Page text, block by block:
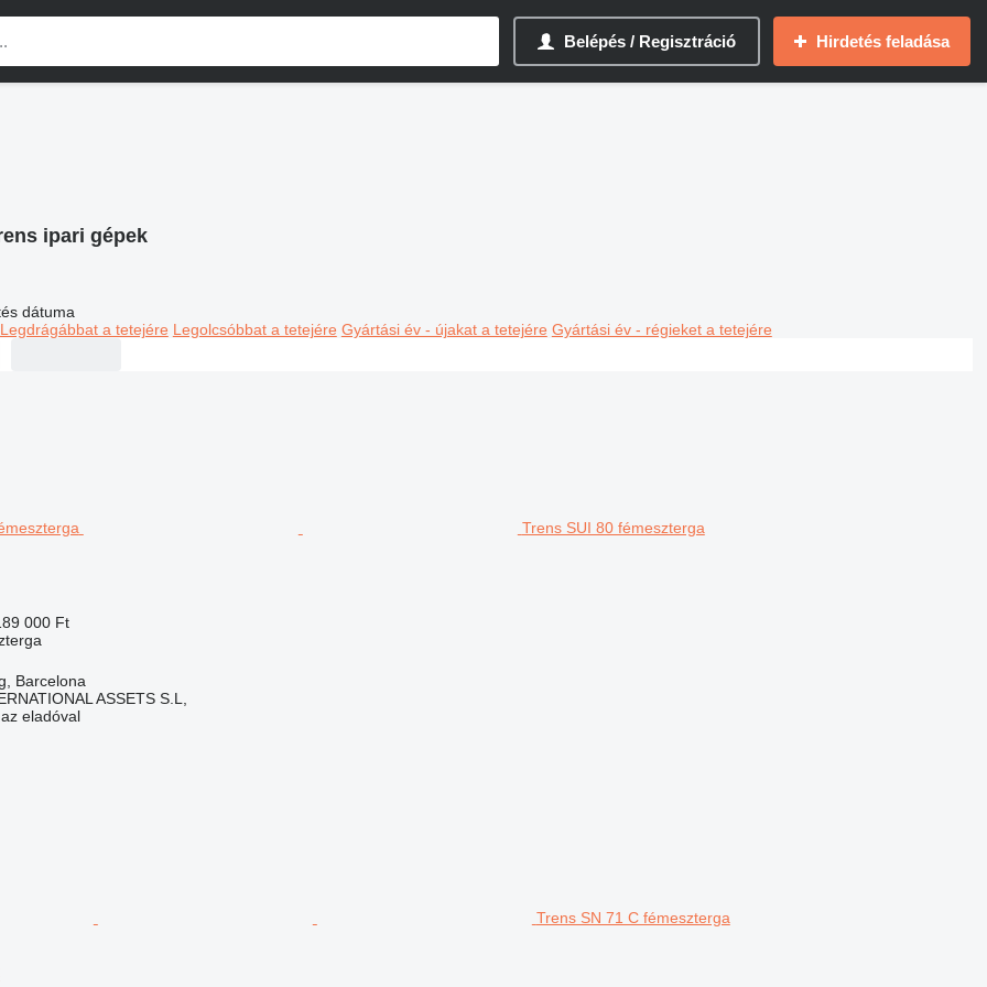
Belépés / Regisztráció Hirdetés feladása
ipari gépek
dátuma
Legdrágábbat a tetejére Legolcsóbbat a tetejére Gyártási év - újakat a tetejére Gyártási év - régieket a tetejére
Trens SUI 80 fémeszterga
000 Ft
Barcelona
ASSETS S.L,
eladóval
Trens SN 71 C fémeszterga